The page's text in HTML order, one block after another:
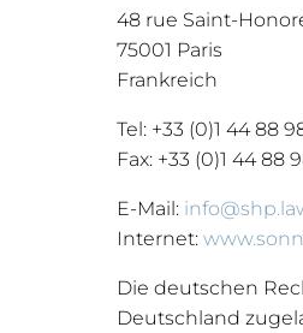
48 rue Saint-
75001 Paris
Frankreich
Tel: +33 (0)1 44 88
Fax: +33 (0)1 44 88
E-Mail:
Internet:
Die deutschen
Deutschland